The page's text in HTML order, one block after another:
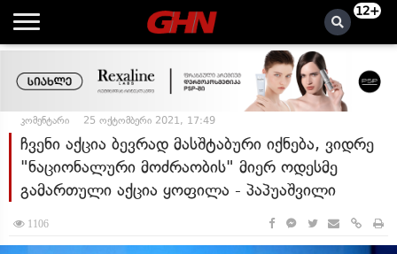
12+
კომენტარი 25 ოქტომბერი 2021, 17:49
ჩვენი აქცია ბევრად მასშტაბური იქნება, ვიდრე
"ნაციონალური მოძრაობის" მიერ ოდესმე
გამართული აქცია ყოფილა - პაპუაშვილი
1106